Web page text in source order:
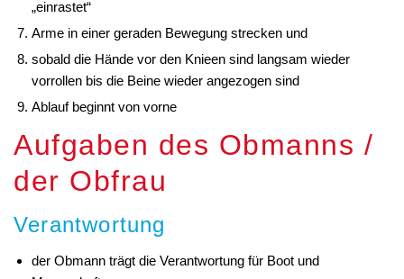
„einrastet“
Arme in einer geraden Bewegung strecken und
sobald die Hände vor den Knieen sind langsam wieder
vorrollen bis die Beine wieder angezogen sind
Ablauf beginnt von vorne
Aufgaben des Obmanns /
der Obfrau
Verantwortung
der Obmann trägt die Verantwortung für Boot und